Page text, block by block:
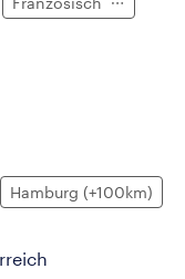
Hamburg (+100km)